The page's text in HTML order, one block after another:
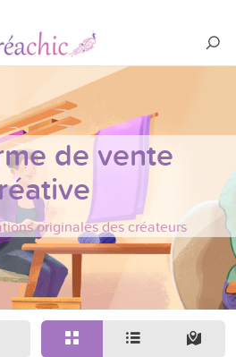
de vente
originales des créateurs